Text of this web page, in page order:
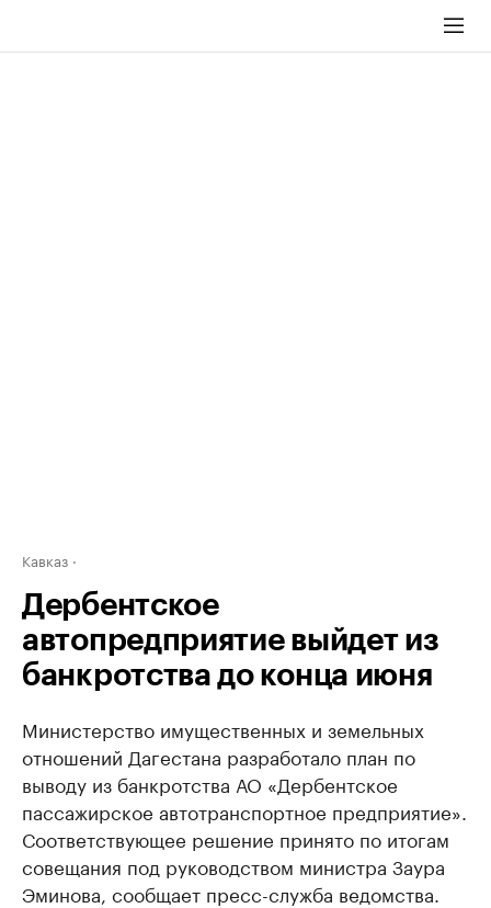
Кавказ
Дербентское
автопредприятие выйдет из
банкротства до конца июня
Министерство имущественных и земельных
отношений Дагестана разработало план по
выводу из банкротства АО «Дербентское
пассажирское автотранспортное предприятие».
Соответствующее решение принято по итогам
совещания под руководством министра Заура
Эминова, сообщает пресс-служба ведомства.